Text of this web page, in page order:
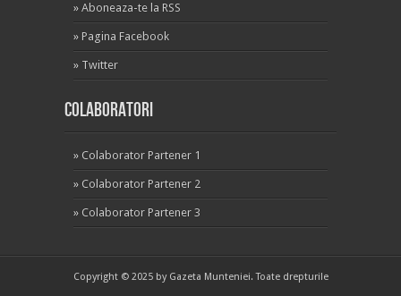
» Aboneaza-te la RSS
» Pagina Facebook
» Twitter
Colaboratori
» Colaborator Partener 1
» Colaborator Partener 2
» Colaborator Partener 3
Copyright © 2025 by Gazeta Munteniei. Toate drepturile